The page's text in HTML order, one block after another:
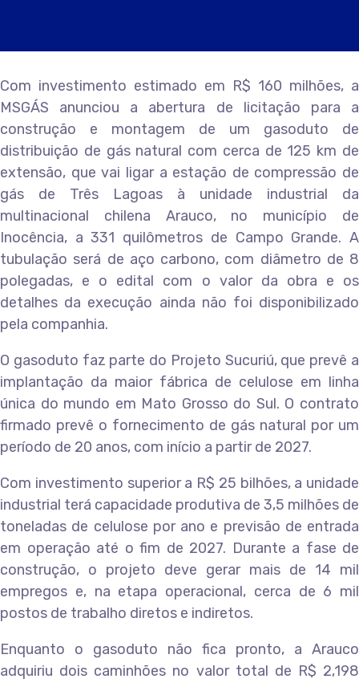
Com investimento estimado em R$ 160 milhões, a
MSGÁS anunciou a abertura de licitação para a
construção e montagem de um gasoduto de
distribuição de gás natural com cerca de 125 km de
extensão, que vai ligar a estação de compressão de
gás de Três Lagoas à unidade industrial da
multinacional chilena Arauco, no município de
Inocência, a 331 quilômetros de Campo Grande. A
tubulação será de aço carbono, com diâmetro de 8
polegadas, e o edital com o valor da obra e os
detalhes da execução ainda não foi disponibilizado
pela companhia.
O gasoduto faz parte do Projeto Sucuriú, que prevê a
implantação da maior fábrica de celulose em linha
única do mundo em Mato Grosso do Sul. O contrato
firmado prevê o fornecimento de gás natural por um
período de 20 anos, com início a partir de 2027.
Com investimento superior a R$ 25 bilhões, a unidade
industrial terá capacidade produtiva de 3,5 milhões de
toneladas de celulose por ano e previsão de entrada
em operação até o fim de 2027. Durante a fase de
construção, o projeto deve gerar mais de 14 mil
empregos e, na etapa operacional, cerca de 6 mil
postos de trabalho diretos e indiretos.
Enquanto o gasoduto não fica pronto, a Arauco
adquiriu dois caminhões no valor total de R$ 2,198